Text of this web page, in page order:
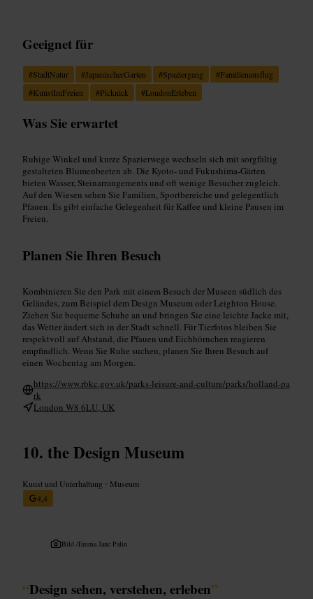
Geeignet für
#StadtNatur #JapanischerGarten #Spaziergang #Familienausflug
#KunstImFreien #Picknick #LondonErleben
Was Sie erwartet
Ruhige Winkel und kurze Spazierwege wechseln sich mit sorgfältig
gestalteten Blumenbeeten ab. Die Kyoto- und Fukushima-Gärten
bieten Wasser, Steinarrangements und oft wenige Besucher zugleich.
Auf den Wiesen sehen Sie Familien, Sportbereiche und gelegentlich
Pfauen. Es gibt einfache Gelegenheit für Kaffee und kleine Pausen im
Freien.
Planen Sie Ihren Besuch
Kombinieren Sie den Park mit einem Besuch der Museen südlich des
Geländes, zum Beispiel dem Design Museum oder Leighton House.
Ziehen Sie bequeme Schuhe an und bringen Sie eine leichte Jacke mit,
das Wetter ändert sich in der Stadt schnell. Für Tierfotos bleiben Sie
respektvoll auf Abstand, die Pfauen und Eichhörnchen reagieren
empfindlich. Wenn Sie Ruhe suchen, planen Sie Ihren Besuch auf
einen Wochentag am Morgen.
https://www.rbkc.gov.uk/parks-leisure-and-culture/parks/holland-pa
rk
London W8 6LU, UK
the Design Museum
Kunst und Unterhaltung • Museum
4,4
Bild /Emma Jane Palin
“Design sehen, verstehen, erleben”